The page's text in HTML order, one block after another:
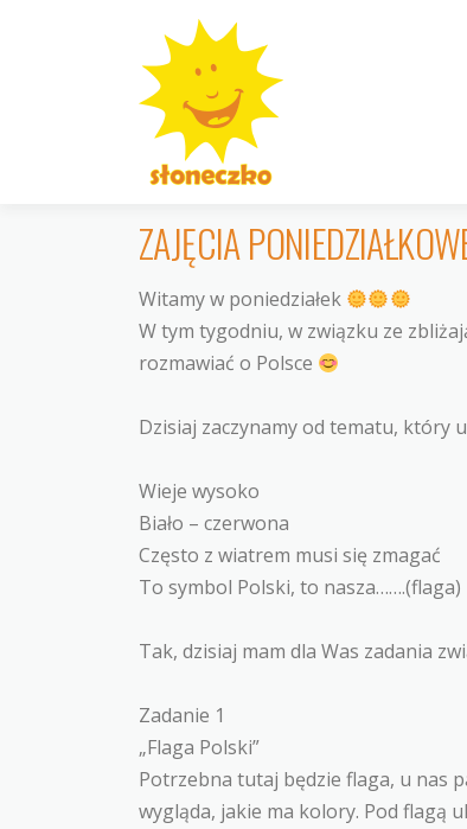
ZAJĘCIA
Witamy w poniedziałek
W tym tygodniu, w związku ze
rozmawiać o Polsce
Dzisiaj zaczynamy od tematu, który
Wieje wysoko
Biało – czerwona
Często z wiatrem musi się zmagać
To symbol Polski, to nasza…….(flaga)
Tak, dzisiaj mam dla Was zadania
Zadanie 1
„Flaga Polski”
Potrzebna tutaj będzie flaga, u nas
wygląda, jakie ma kolory. Pod flagą